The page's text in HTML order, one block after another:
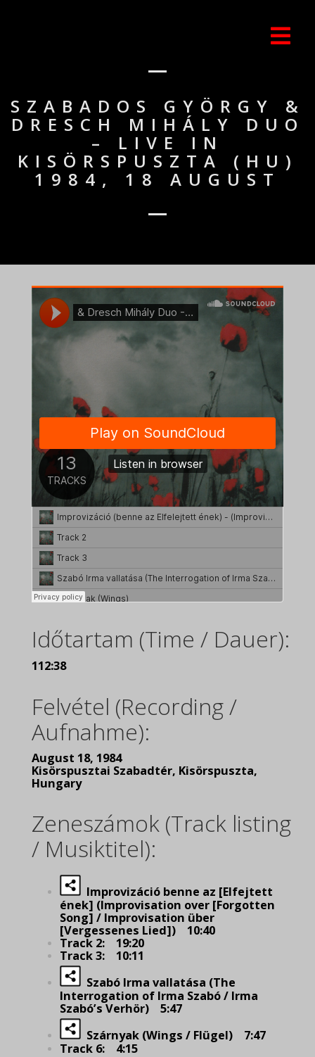
SZABADOS GYÖRGY &
DRESCH MIHÁLY DUO
– LIVE IN
KISÖRSPUSZTA (HU)
1984, 18 AUGUST
Időtartam (Time / Dauer):
112:38
Felvétel (Recording /
Aufnahme):
August 18, 1984
Kisörspusztai Szabadtér, Kisörspuszta,
Hungary
Zeneszámok (Track listing
/ Musiktitel):
Improvizáció benne az [Elfejtett
ének] (Improvisation over [Forgotten
Song] / Improvisation über
[Vergessenes Lied]) 10:40
Track 2: 19:20
Track 3: 10:11
Szabó Irma vallatása (The
Interrogation of Irma Szabó / Irma
Szabó’s Verhör) 5:47
Szárnyak (Wings / Flügel) 7:47
Track 6: 4:15